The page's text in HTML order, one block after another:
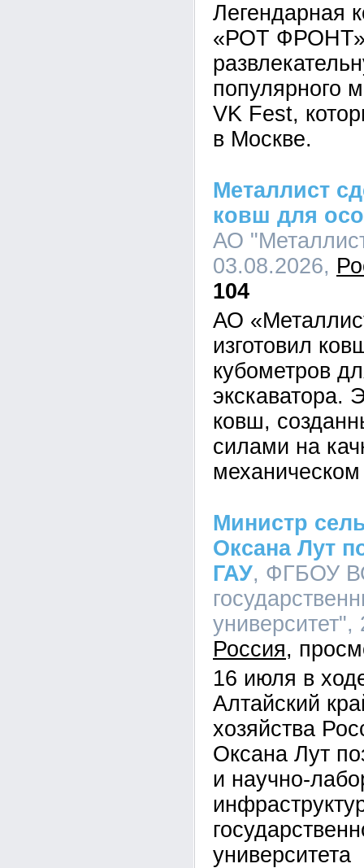
Легендарная
«РОТ ФРОНТ»
популярного
VK Fest,
в Москве.
Металлист
ковш для
АО
03.08.2026,
104
АО
изготовил
кубометров
экскаватора.
ковш,
силами на
Министр
Оксана Лут
ГАУ, ФГБОУ
Россия
16 июля в
Алтайский
хозяйства
Оксана Лут
и научно-
университета